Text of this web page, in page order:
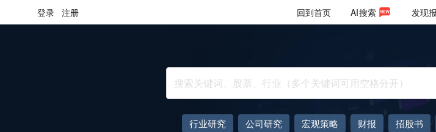
登录 注册 回到首页 AI搜索 发现
行业研究 公司研究 宏观策略 财报 招股书